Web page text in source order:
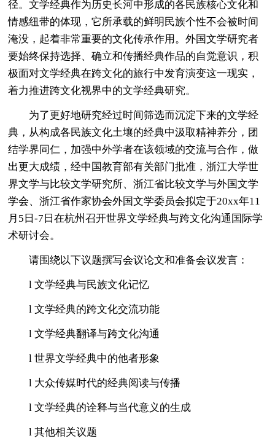
径。文学经典作为历史长河中形成的各民族核心文化和
情感纽带的体现，它所承载的鲜明民族个性不会被时间
淹没，起着非常重要的文化传承作用。外国文学研究者
要始终保持选择、确立和传播经典作品的自觉意识，积
极面对文学经典在跨文化的旅行中发育演变这一现实，
着力推进跨文化视界中的文学经典研究。
为了更好地研究经过时间筛选而沉淀下来的文学经
典，从构成各民族文化土壤的经典中汲取精神养分，团
结学界同仁，加强中外学者在该领域的交流与合作，做
出更大成绩，经中国教育部有关部门批准，浙江大学世
界文学与比较文学研究所、浙江省比较文学与外国文学
学会、浙江省作家协会外国文学委员会拟定于20xx年11
月5日-7日在杭州召开世界文学经典与跨文化沟通国际学
术研讨会。
请围绕以下议题撰写会议论文和准备会议发言：
l 文学经典与民族文化记忆
l 文学经典的跨文化交流功能
l 文学经典翻译与跨文化沟通
l 世界文学经典中的他者形象
l 大众传媒时代的经典阅读与传播
l 文学经典的诠释与当代意义的生成
l 其他相关议题